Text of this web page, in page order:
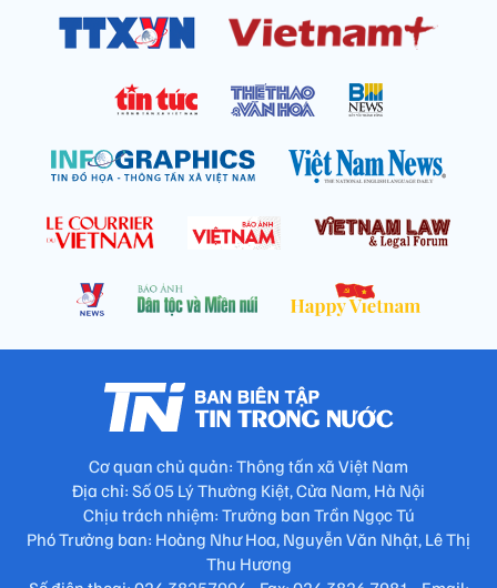
Cơ quan chủ quản: Thông tấn xã Việt Nam
Địa chỉ: Số 05 Lý Thường Kiệt, Cửa Nam, Hà Nội
Chịu trách nhiệm: Trưởng ban Trần Ngọc Tú
Phó Trưởng ban: Hoàng Như Hoa, Nguyễn Văn Nhật, Lê Thị
Thu Hương